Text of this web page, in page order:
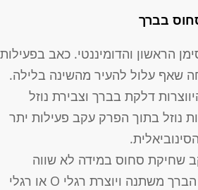
בברך
הראשון והדומיננטי. כאב בפעילות
שאף עלול להעיר מהשינה בלילה.
דלקת בברך וצבירת נוזל
נוזל בתוך הפרק עקב פעילות יתר
שחיקת סחוס במידה לא שווה
במדורים השונים צורת הברך משתנה ויוצרת רגלי O או רגלי